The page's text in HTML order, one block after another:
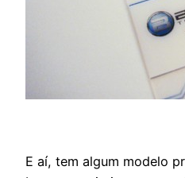
E aí, tem algum modelo